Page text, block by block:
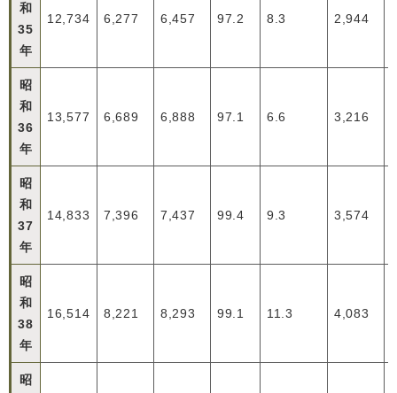
和
35
年
12,734 6,277 6,457 97.2 8.3 2,944
昭
和
36
年
13,577 6,689 6,888 97.1 6.6 3,216
昭
和
37
年
14,833 7,396 7,437 99.4 9.3 3,574
昭
和
38
年
16,514 8,221 8,293 99.1 11.3 4,083
昭